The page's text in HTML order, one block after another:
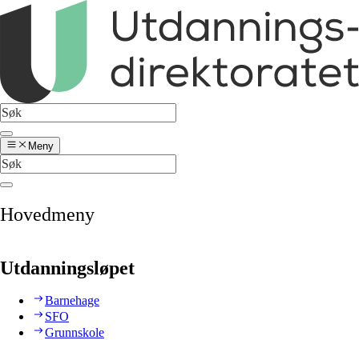
Meny
Hovedmeny
Utdanningsløpet
Barnehage
SFO
Grunnskole